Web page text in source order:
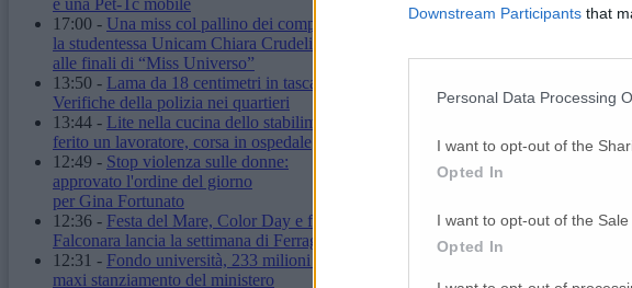
Downstream Participants that
Personal Data Processing
I want to opt-out of the
Opted In
I want to opt-out of the Sale
Opted In
e una Pet-Tc mobile
17:00 - Una miss col pallino dei computer:
la studentessa Unicam Chiara Crudeli
alle finali di “Miss Universo”
13:50 - Lama da 18 centimetri in tasca: denunciato.
Verifiche della polizia nei quartieri
13:44 - Lite nella cucina dello stabilimento:
ferito un lavoratore, corsa in ospedale
12:49 - Stop violenza sulle donne:
approvato l'ordine del giorno
per Gina Fortunato
12:36 - Festa del Mare, Color Day e fuochi d'artificio:
Falconara lancia la settimana di Ferragosto
12:31 - Fondo università, 233 milioni alle Marche:
maxi stanziamento del ministero